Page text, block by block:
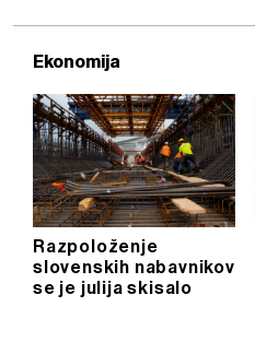
Ekonomija
Razpoloženje
slovenskih nabavnikov
se je julija skisalo